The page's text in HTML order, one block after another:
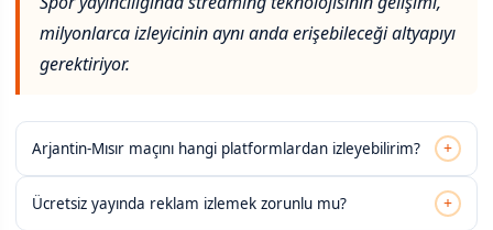
milyonlarca izleyicinin aynı anda erişebileceği altyapıyı
gerektiriyor.
Arjantin-Mısır maçını hangi platformlardan izleyebilirim? +
Ücretsiz yayında reklam izlemek zorunlu mu? +